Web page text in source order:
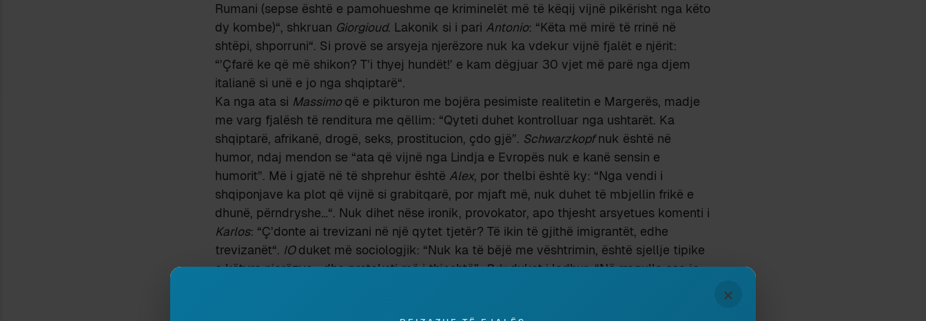
Rumani (sepse është e pamohueshme qe kriminelët më të këqij vijnë pikërisht nga këto
dy kombe)“, shkruan Giorgioud. Lakonik si i pari Antonio: “Këta më mirë të rrinë në
shtëpi, shporruni“. Si provë se arsyeja njerëzore nuk ka vdekur vijnë fjalët e njërit:
“’Çfarë ke që më shikon? T’i thyej hundët!’ e kam dëgjuar 30 vjet më parë nga djem
italianë si unë e jo nga shqiptarë“.
Ka nga ata si Massimoqë e pikturon me bojëra pesimiste realitetin e Margerës, madje
me varg fjalësh të renditura me qëllim: “Qyteti duhet kontrolluar nga ushtarët. Ka
shqiptarë, afrikanë, drogë, seks, prostitucion, çdo gjë”. Schwarzkopfnuk është në
humor, ndaj mendon se “ata që vijnë nga Lindja e Evropës nuk e kanë sensin e
humorit”. Më i gjatë në të shprehur është Alex, por thelbi është ky: “Nga vendi i
shqiponjave ka plot që vijnë si grabitqarë, por mjaft më, nuk duhet të mbjellin frikë e
dhunë, përndryshe…“. Nuk dihet nëse ironik, provokator, apo thjesht arsyetues komenti i
Karlos: “Ç’donte ai trevizani në një qytet tjetër? Të ikin të gjithë imigrantët, edhe
trevizanët“. IOduket më sociologjik: “Nuk ka të bëjë me vështrimin, është sjellje tipike
e këtyre njerëzve… dhe preteksti më i thjeshtë”.Rdzduket i lodhur: “Në rregulla ose jo,
×